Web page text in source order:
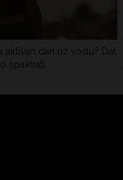
aktivan dan uz vodu? Dat
spakirati